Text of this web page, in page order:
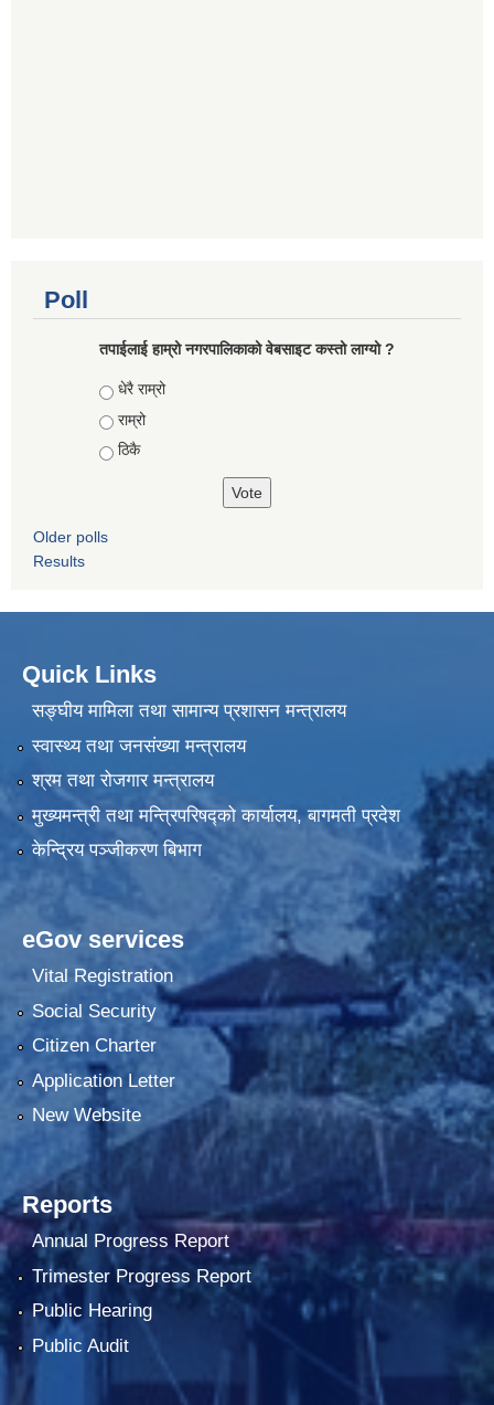
Poll
तपाईलाई हाम्रो नगरपालिकाको वेबसाइट कस्तो लाग्यो ?
Choices
धेरै राम्रो
राम्रो
ठिकै
Older polls
Results
Quick Links
सङ्घीय मामिला तथा सामान्य प्रशासन मन्त्रालय
स्वास्थ्य तथा जनसंख्या मन्त्रालय
श्रम तथा रोजगार मन्त्रालय
मुख्यमन्त्री तथा मन्त्रिपरिषद्को कार्यालय, बागमती प्रदेश
केन्द्रिय पञ्जीकरण बिभाग
eGov services
Vital Registration
Social Security
Citizen Charter
Application Letter
New Website
Reports
Annual Progress Report
Trimester Progress Report
Public Hearing
Public Audit